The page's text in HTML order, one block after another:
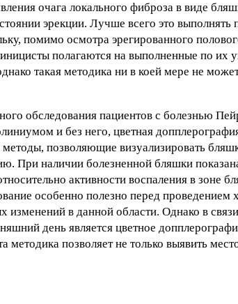
очага локального фиброза в виде
эрекции. Лучше всего это выполнять
помимо осмотра эрегированного
полагаются на выполненные по их
такая методика ни в коей мере не
обследования пациентов с болезнью
и без него, цветная
позволяющие визуализировать
При наличии болезненной бляшки
активности воспаления в зоне
особенно полезно перед проведением
изменений в данной области. Однако в
день является цветное
позволяет не только выявить